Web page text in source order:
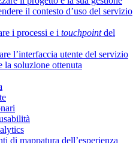
il contesto d’uso del servizio
i processi e i touchpointdel
l’interfaccia utente del servizio
la soluzione ottenuta
di mappatura dell’esperienza